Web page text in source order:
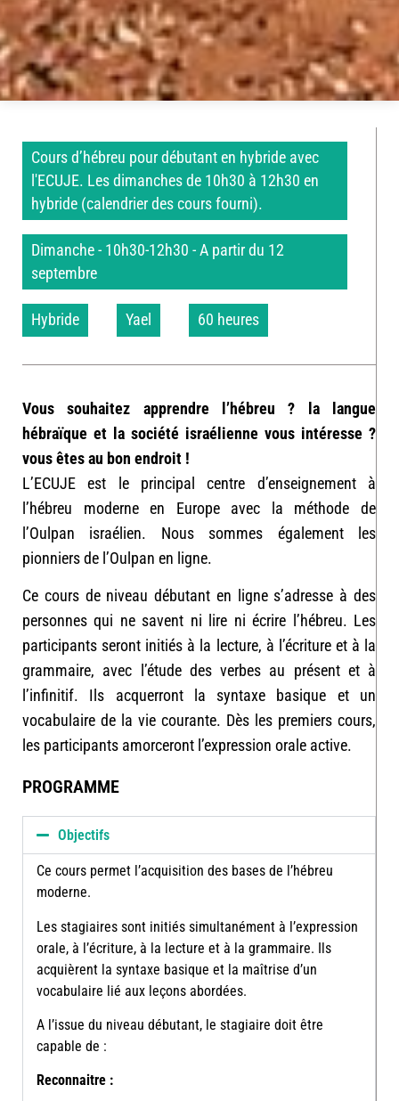
Cours d’hébreu pour débutant en hybride avec
l'ECUJE. Les dimanches de 10h30 à 12h30 en
hybride (calendrier des cours fourni).
Dimanche - 10h30-12h30 - A partir du 12
septembre
Hybride Yael 60 heures
Vous souhaitez apprendre l’hébreu ? la langue
hébraïque et la société israélienne vous intéresse ?
vous êtes au bon endroit !
L’ECUJE est le principal centre d’enseignement à
l’hébreu moderne en Europe avec la méthode de
l’Oulpan israélien. Nous sommes également les
pionniers de l’Oulpan en ligne.
Ce cours de niveau débutant en ligne s’adresse à des
personnes qui ne savent ni lire ni écrire l’hébreu. Les
participants seront initiés à la lecture, à l’écriture et à la
grammaire, avec l’étude des verbes au présent et à
l’infinitif. Ils acquerront la syntaxe basique et un
vocabulaire de la vie courante. Dès les premiers cours,
les participants amorceront l’expression orale active.
PROGRAMME
Objectifs
Ce cours permet l’acquisition des bases de l’hébreu
moderne.
Les stagiaires sont initiés simultanément à l’expression
orale, à l’écriture, à la lecture et à la grammaire. Ils
acquièrent la syntaxe basique et la maîtrise d’un
vocabulaire lié aux leçons abordées.
A l’issue du niveau débutant, le stagiaire doit être
capable de :
Reconnaitre :